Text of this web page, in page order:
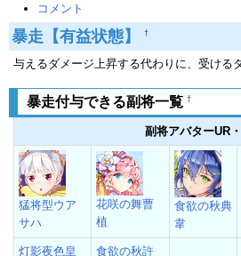
コメント
暴走【有益状態】 †
与えるダメージ上昇する代わりに、受ける
暴走付与できる副将一覧 †
副将アバターUR
猛将型ウア
サハ
花咲の舞曹
植
食欲の秋典
韋
灯影夜色皇
食欲の秋許